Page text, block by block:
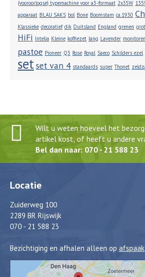
(vooroorlogse) typemachine voor a3-formaat 2x35W
apparaat BLAU SAKS bol Bone Boomstam ca.1930
Klassieke decoratief dik Duitsland England grenen
HiFi Intelia Kleine koffiezet lang Lavender monitoren
pastoe Pioneer Q3 Rose Royal Saeco Schilders ezel
setset van 4 standaards super Thonet
Wilt u weten hoeveel het
artikel kost, of heeft u andere
Bel dan naar: 070 - 21 588 23
Locatie
Zuiderweg 100
2289 BR Rijswijk
070 - 21 588 23
Bezichtiging en afhalen alleen op afspaak